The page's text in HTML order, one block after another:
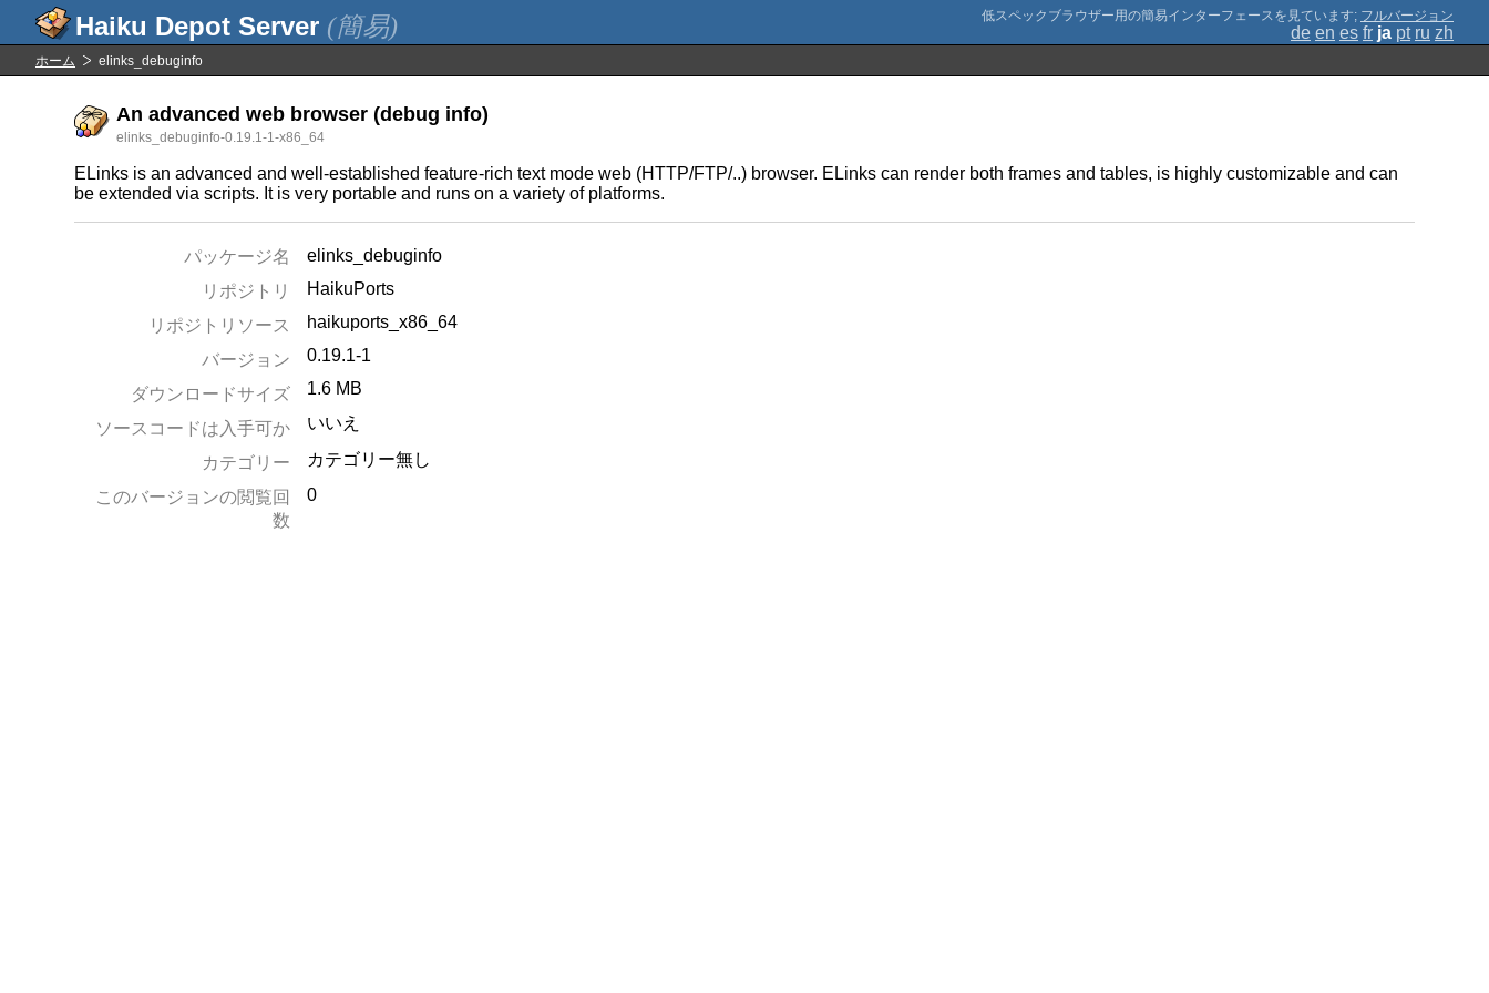
(簡易) ; フルバージョン
de en es fr ja pt ru zh
ホーム elinks_debuginfo
An advanced web browser (debug info)
elinks_debuginfo-0.19.1-1-x86_64
ELinks is an advanced and well-established feature-rich text mode web (HTTP/FTP/..) browser. ELinks can render both frames and tables, is highly customizable and can
be extended via scripts. It is very portable and runs on a variety of platforms.
パッケージ名
elinks_debuginfo
リポジトリ
HaikuPorts
リポジトリソース
haikuports_x86_64
バージョン
0.19.1-1
ダウンロードサイズ 1.6 MB
ソースコードは入手可か いいえ
カテゴリー
カテゴリー無し
このバージョンの閲覧回
数
0